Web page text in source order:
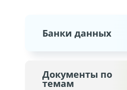
Банки данных
Документы по
темам